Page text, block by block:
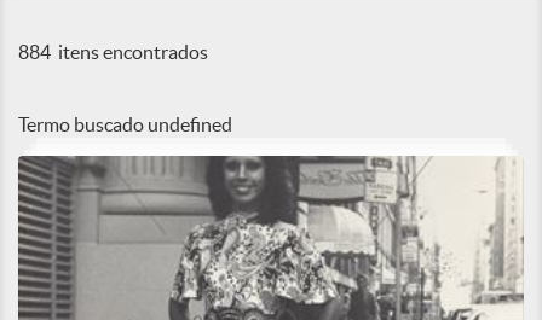
884 itens encontrados
Termo buscado undefined